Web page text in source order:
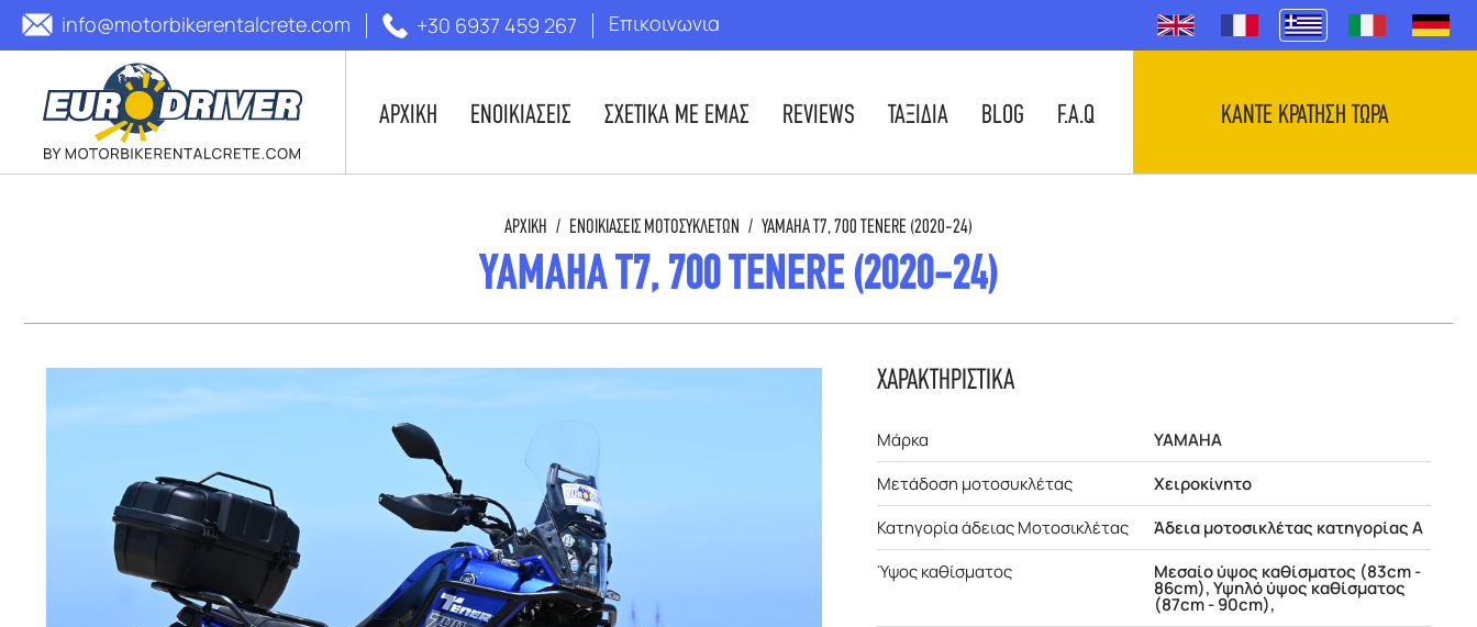
info@motorbikerentalcrete.com +30 6937 459 267 Επικοινωνια
ΑΡΧΙΚΗ ΕΝΟΙΚΙΑΣΕΙΣ ΣΧΕΤΙΚΑ ΜΕ ΕΜΑΣ REVIEWS ΤΑΞΙΔΙΑ BLOG F.A.Q ΚΑΝΤΕ ΚΡΑΤΗΣΗ ΤΩΡΑ
ΑΡΧΙΚΉ / ΕΝΟΙΚΙΆΣΕΙΣ ΜΟΤΟΣΥΚΛΕΤΏΝ / YAMAHA T7, 700 TENERE (2020-24)
YAMAHA T7, 700 TENERE (2020-24)
ΧΑΡΑΚΤΗΡΙΣΤΙΚΑ
Μάρκα
YAMAHA
Μετάδοση μοτοσυκλέτας
Χειροκίνητο
Κατηγορία άδειας Μοτοσικλέτας
Άδεια μοτοσικλέτας κατηγορίας Α
Ύψος καθίσματος
Μεσαίο ύψος καθίσματος (83cm -
86cm), Υψηλό ύψος καθίσματος
(87cm - 90cm),